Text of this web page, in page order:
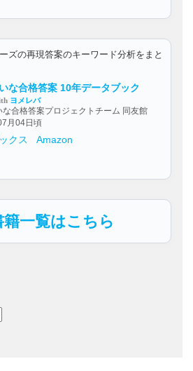
ズの再現答案のキーワード分析をまと
な合格答案 10年データブック
ヨメレバ
な合格答案プロジェクトチーム 同友館
月04日頃
クス Amazon
籍一覧はこちら